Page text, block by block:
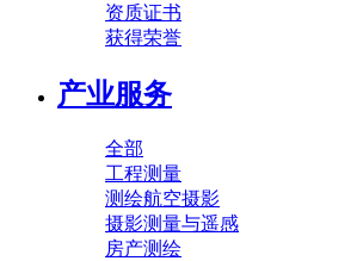
资质证书
获得荣誉
产业服务
全部
工程测量
测绘航空摄影
摄影测量与遥感
房产测绘